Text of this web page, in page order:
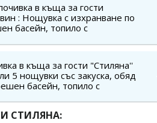
в къща за гости
: Нощувка с изхранване по
басейн, топило с
сауна и парна баня,
до 3.99 г.
в къща за гости "Стиляна''
5 нощувки със закуска, обяд
басейн, топило с
сауна и парна баня,
до 3.99 г.
СТИЛЯНА: